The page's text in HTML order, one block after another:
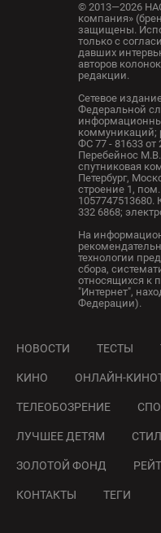
© 2013—2026
компания»
защищены.
только с
давших
авторов
редакции.
Сетевое
Федеральной
ФС 77 - 81633 от
Перебейнос
спутниковая
Петербург,
строение 1,
1057747513680.
332 6868;
На
технологии
сбора,
относящихся к
"Интернет",
Федерации).
НОВОСТИ ТЕСТЫ
КИНО ОНЛАЙН-
ТЕЛЕОБОЗРЕНИЕ
ЛУЧШЕЕ ДЕТЯМ
ЗОЛОТОЙ ФОНД
КОНТАКТЫ ТЕГИ